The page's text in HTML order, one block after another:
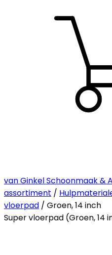
van Ginkel Schoonmaak &
assortiment /
vloerpad / Groen, 14 inch
Super vloerpad (Groen, 14